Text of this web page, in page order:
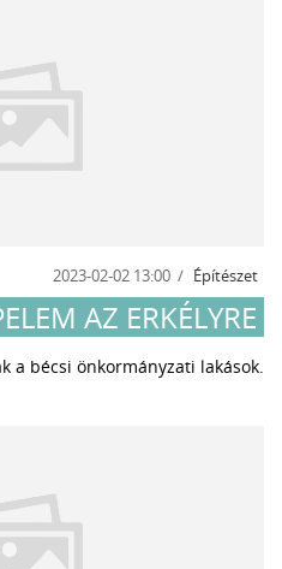
2023-02-02 13:00 Építészet
AZ ERKÉLYRE
a bécsi önkormányzati lakások.